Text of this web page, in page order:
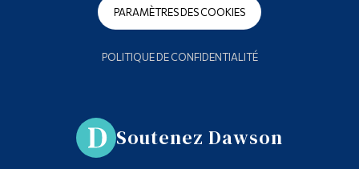
PARAMÈTRES DES COOKIES
POLITIQUE DE CONFIDENTIALITÉ
Soutenez Dawson